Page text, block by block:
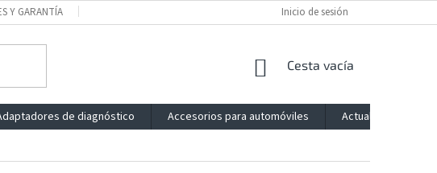
Y GARANTÍA IMPRESSUM BLOG
Inicio de sesión
CESTA
LA
COMPRA
Cesta vacía
de diagnóstico Accesorios para automóviles
Actualización